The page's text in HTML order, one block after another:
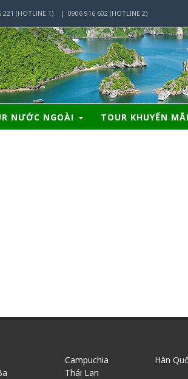
221 (HOTLINE 1) 0906 916 602 (HOTLINE 2)
NƯỚC NGOÀI TOUR KHUYẾN MÃI
Campuchia Hàn
Thái Lan